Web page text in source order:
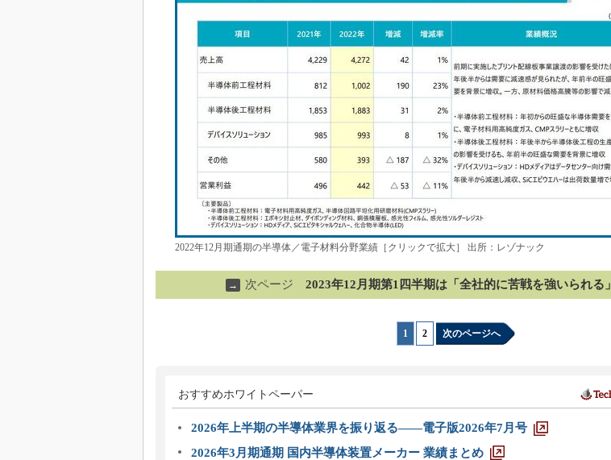
2022年12月期通期の半導体／電子材料分野業績［クリックで拡大］ 出所：レゾナック
→ 次ページ 2023年12月期第1四半期は「全社的に苦戦を強いられる」
1 2 次のページへ
おすすめホワイトペーパー
2026年上半期の半導体業界を振り返る――電子版2026年7月号
2026年3月期通期 国内半導体装置メーカー 業績まとめ